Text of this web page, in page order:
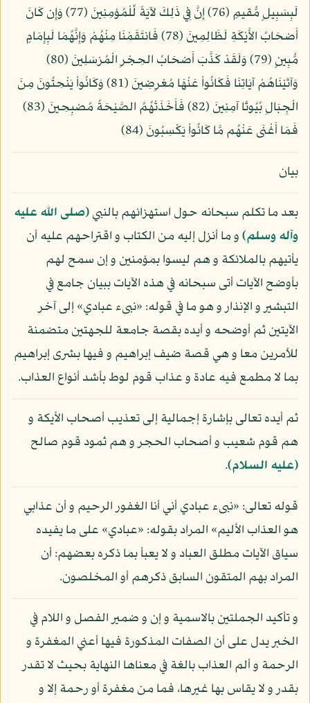
لَبِسَبِيلٍ مُّقيمٍ (76) إِنَّ فِي ذَلِكَ لآيَةً لِّلْمُؤمِنِينَ (77) وَإِن كَانَ
أَصْحَابُ الأَيْكَةِ لَظَالِمِينَ (78) فَانتَقَمْنَا مِنْهُمْ وَإِنَّهُمَا لَبِإِمَامٍ
مُّبِينٍ (79) وَلَقَدْ كَذَّبَ أَصْحَابُ الحِجْرِ الْمُرْسَلِينَ (80)
وَآتَيْنَاهُمْ آيَاتِنَا فَكَانُواْ عَنْهَا مُعْرِضِينَ (81) وَكَانُواْ يَنْحِتُونَ مِنَ
الْجِبَالِ بُيُوتًا آمِنِينَ (82) فَأَخَذَتْهُمُ الصَّيْحَةُ مُصْبِحِينَ (83)
فَمَا أَغْنَى عَنْهُم مَّا كَانُواْ يَكْسِبُونَ (84)
بيان
بعد ما تكلم سبحانه حول استهزائهم بالنبي(صلى الله عليه
وآله وسلم)و ما أنزل إليه من الكتاب و اقتراحهم عليه أن
يأتيهم بالملائكة و هم ليسوا بمؤمنين و إن سمح لهم
بأوضح الآيات أتى سبحانه في هذه الآيات ببيان جامع في
التبشير و الإنذار و هو ما في قوله: «نبىء عبادي» إلى آخر
الآيتين ثم أوضحه و أيده بقصة جامعة للجهتين متضمنة
للأمرين معا و هي قصة ضيف إبراهيم و فيها بشرى إبراهيم
بما لا مطمع فيه عادة و عذاب قوم لوط بأشد أنواع العذاب.
ثم أيده تعالى بإشارة إجمالية إلى تعذيب أصحاب الأيكة و
هم قوم شعيب و أصحاب الحجر و هم ثمود قوم صالح
(عليه السلام).
قوله تعالى: «نبىء عبادي أني أنا الغفور الرحيم و أن عذابي
هو العذاب الأليم» المراد بقوله: «عبادي» على ما يفيده
سياق الآيات مطلق العباد و لا يعبأ بما ذكره بعضهم: أن
المراد بهم المتقون السابق ذكرهم أو المخلصون.
و تأكيد الجملتين بالاسمية و إن و ضمير الفصل و اللام في
الخبر يدل على أن الصفات المذكورة فيها أعني المغفرة و
الرحمة و ألم العذاب بالغة في معناها النهاية بحيث لا تقدر
بقدر و لا يقاس بها غيرها، فما من مغفرة أو رحمة إلا و